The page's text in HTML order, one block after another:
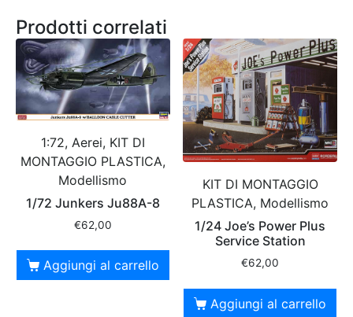
Prodotti correlati
1:72, Aerei, KIT DI
MONTAGGIO PLASTICA,
Modellismo
1/72 Junkers Ju88A-8
€62,00
Aggiungi al carrello
KIT DI MONTAGGIO
PLASTICA, Modellismo
1/24 Joe’s Power Plus
Service Station
€62,00
Aggiungi al carrello